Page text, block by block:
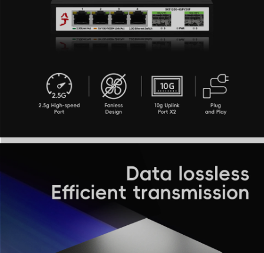
4. Simplicité Plug-and-Play avec montage flexible sur
commutateur purement Plug-and-Play ; connectez
simplement le câble d'alimentation et les câbles
Ethernet pour éliminer immédiatement les
une flexibilité maximale d'installation, avec des options
montage mural afin de s'adapter parfaitement à vos
besoins réseau spécifiques et à vos contraintes
d'espace.